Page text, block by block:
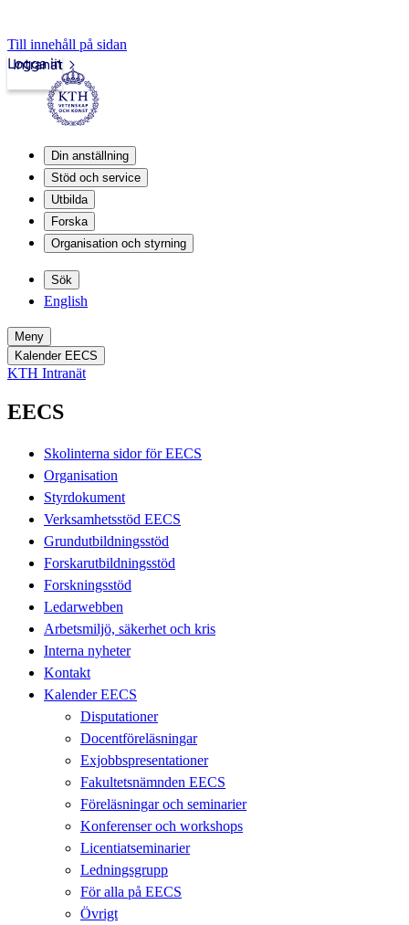
Till innehåll på sidan
Intranät
Logga in
Din anställning
Stöd och service
Utbilda
Forska
Organisation och styrning
Sök
English
Meny
Kalender EECS
KTH Intranät
EECS
Skolinterna sidor för EECS
Organisation
Styrdokument
Verksamhetsstöd EECS
Grundutbildningsstöd
Forskarutbildningsstöd
Forskningsstöd
Ledarwebben
Arbetsmiljö, säkerhet och kris
Interna nyheter
Kontakt
Kalender EECS
Disputationer
Docentföreläsningar
Exjobbspresentationer
Fakultetsnämnden EECS
Föreläsningar och seminarier
Konferenser och workshops
Licentiatseminarier
Ledningsgrupp
För alla på EECS
Övrigt